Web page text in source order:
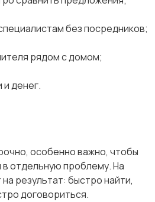
без посредников;
рядом с домом;
денег.
особенно важно, чтобы
отдельную проблему. На
результат: быстро найти,
договориться.